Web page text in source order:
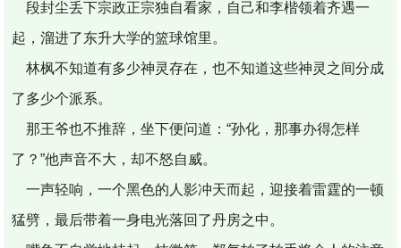
段封尘丢下宗政正宗独自看家，自己和李楷领着齐遇一
起，溜进了东升大学的篮球馆里。
林枫不知道有多少神灵存在，也不知道这些神灵之间分成
了多少个派系。
那王爷也不推辞，坐下便问道：“孙化，那事办得怎样
了？”他声音不大，却不怒自威。
一声轻响，一个黑色的人影冲天而起，迎接着雷霆的一顿
猛劈，最后带着一身电光落回了丹房之中。